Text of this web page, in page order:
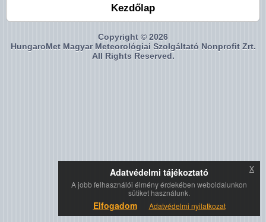
Kezdőlap
Copyright © 2026
HungaroMet Magyar Meteorológiai Szolgáltató Nonprofit Zrt.
All Rights Reserved.
Adatvédelmi tájékoztató
A jobb felhasználói élmény érdekében weboldalunkon
sütiket használunk.
Elfogadom Adatvédelmi nyilatkozat
x